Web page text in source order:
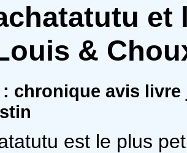
et
&
chronique avis
est le plus